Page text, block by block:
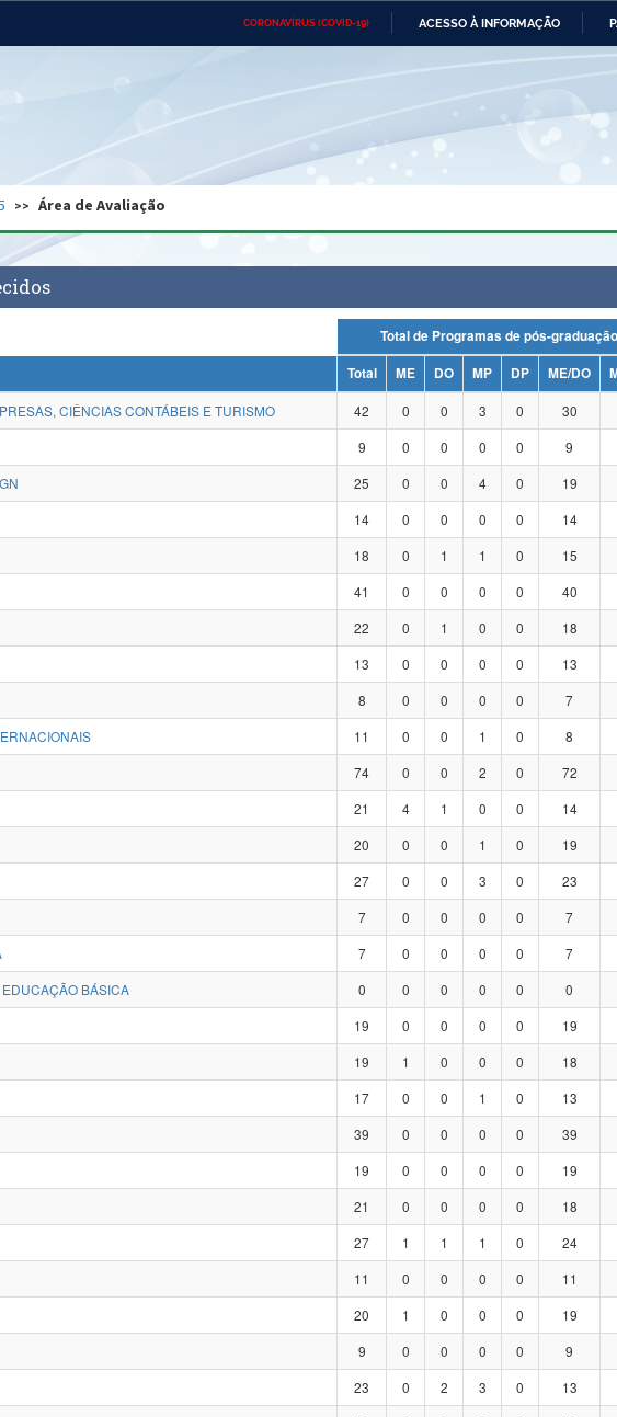
CORONAVÍRUS (COVID-19) ACESSO À INFORMAÇÃO
Ministério das Relações
Ministério do Desenvolvimento
Regional e dos
Segurança Advocacia-Geral da União Banco Central do Brasil
Área de Avaliação
Total de Programas de pós-graduação
Total ME DO MP DP ME/DO
CIÊNCIAS CONTÁBEIS E TURISMO
42 0 0 3 0 30
9 0 0 0 0 9
25 0 0 4 0 19
14 0 0 0 0 14
18 0 1 1 0 15
41 0 0 0 0 40
22 0 1 0 0 18
13 0 0 0 0 13
8 0 0 0 0 7
11 0 0 1 0 8
74 0 0 2 0 72
21 4 1 0 0 14
20 0 0 1 0 19
27 0 0 3 0 23
7 0 0 0 0 7
7 0 0 0 0 7
BÁSICA
0 0 0 0 0 0
19 0 0 0 0 19
19 1 0 0 0 18
17 0 0 1 0 13
39 0 0 0 0 39
19 0 0 0 0 19
21 0 0 0 0 18
27 1 1 1 0 24
11 0 0 0 0 11
20 1 0 0 0 19
9 0 0 0 0 9
23 0 2 3 0 13